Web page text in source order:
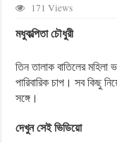
171 Views
মধুকল্পিতা চৌধুরী
তিন তালাক বাতিলের
পারিবারিক চাপ। সব কিছু
সঙ্গে।
দেখুন সেই ভিডিয়ো